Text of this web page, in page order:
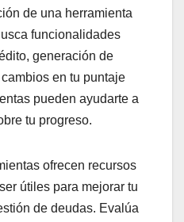
de una herramienta
funcionalidades
generación de
en tu puntaje
pueden ayudarte a
tu progreso.
ofrecen recursos
útiles para mejorar tu
de deudas. Evalúa